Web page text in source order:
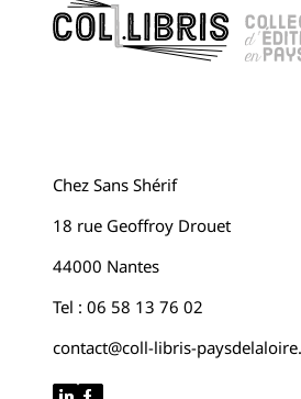
Chez Sans Shérif
18 rue Geoffroy Drouet
44000 Nantes
Tel : 06 58 13 76 02
contact@coll-libris-